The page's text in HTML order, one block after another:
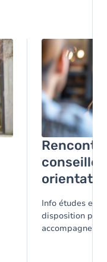
Image
conseiller
Info études est
disposition pour
accompagner